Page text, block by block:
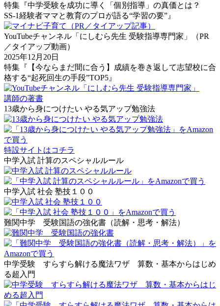
特集『中学受験を成功に導く「個別指導」の真価とは？
SS-1経験者ママと教育のプロが語る“学習の要”』
YouTubeチャンネル「にしむら先生 受験指導専門家」（PR
／タイアップ動画）
2025年12月20日
特集『【今ならまだ間に合う】成績を巻き返して志望校に合
格する“起死回生の手段”TOP5』
講師の著書
13歳から身につけたい やる気アップ勉強法
特設サイトはコチラ
中学入試 計算のスペシャルルール
中学入試 社会 塾技１００
難関中学 受験国語の強化書（読解・思考・解法）
中学受験 すらすら解ける魔法ワザ 算数・基本からはじめ
る超入門